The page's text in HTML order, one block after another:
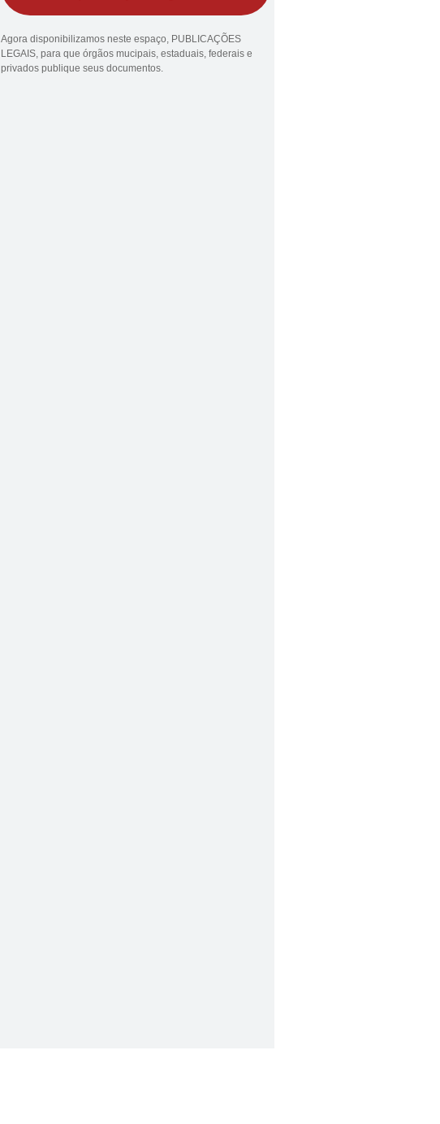
Agora disponibilizamos neste espaço, PUBLICAÇÕES
LEGAIS, para que órgãos mucipais, estaduais, federais e
privados publique seus documentos.